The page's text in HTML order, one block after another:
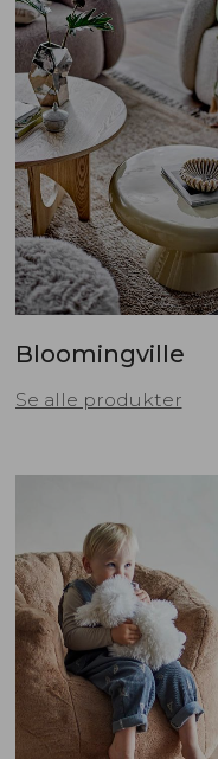
Bloomingville
Se alle produkter